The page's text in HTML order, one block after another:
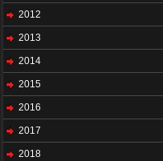
2012
2013
2014
2015
2016
2017
2018